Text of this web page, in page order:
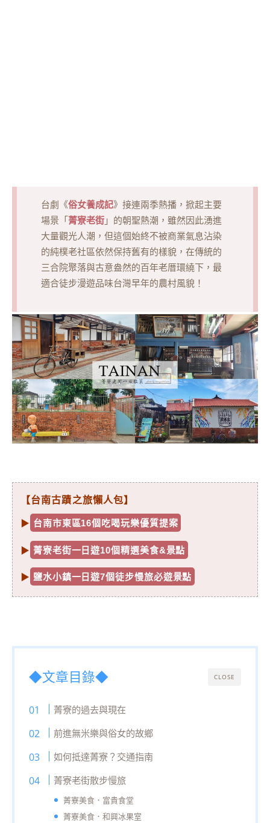
台劇《俗女養成記》接連兩季熱播，掀起主要
場景「菁寮老街 」的朝聖熱潮，雖然因此湧進
大量觀光人潮，但這個始終不被商業氣息沾染
的純樸老社區依然保持舊有的樣貌，在傳統的
三合院聚落與古意盎然的百年老厝環繞下，最
適合徒步漫遊品味台灣早年的農村風貌！
【台南古蹟之旅懶人包】
▶ 台南市東區16個吃喝玩樂優質提案
▶ 菁寮老街一日遊10個精選美食&景點
▶ 鹽水小鎮一日遊7個徒步慢旅必遊景點
CLOSE
◆文章目錄◆
菁寮的過去與現在
前進無米樂與俗女的故鄉
如何抵達菁寮？交通指南
菁寮老街散步慢旅
菁寮美食．富貴食堂
菁寮美食．和興冰果室